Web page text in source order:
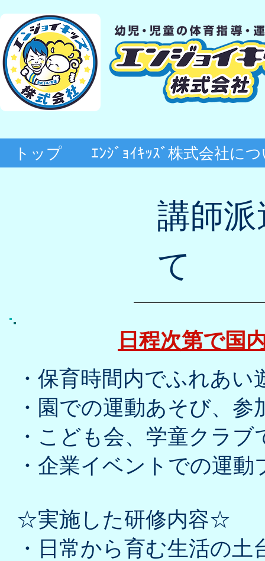
トップ ｴﾝｼﾞｮｲｷｯｽﾞ株式会社に
講師
て
日程次第で国
・保育時間内でふれあ
・園での運動あそび、参
・こども会、学童クラ
・企業イベントでの運
☆実施した研修内容☆
・日常から育む生活の